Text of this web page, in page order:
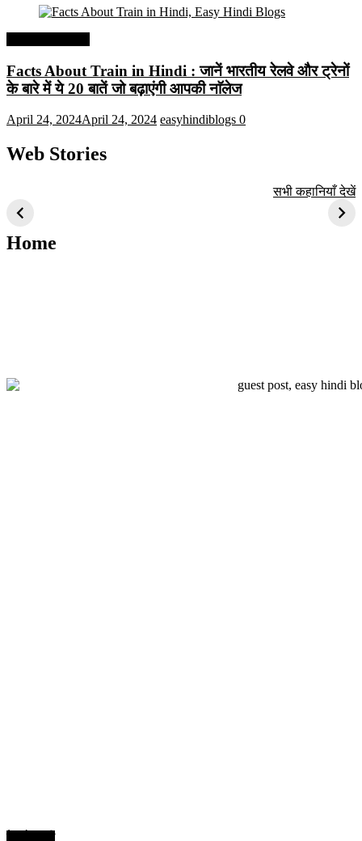
Facts About Train in Hindi : जानें भारतीय रेलवे और ट्रेनों
के बारे में ये 20 बातें जो बढ़ाएंगी आपकी नाॅलेज
April 24, 2024April 24, 2024 easyhindiblogs 0
Web Stories
तकनीक जो आपको
2024 के लिए सीखनी
चाहिए
ऐतिहासिक स्थान
सभी कहानियाँ देखें
Home